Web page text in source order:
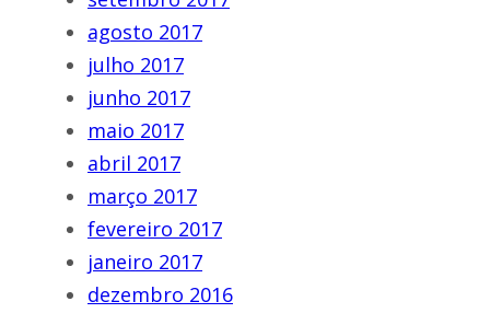
agosto 2017
julho 2017
junho 2017
maio 2017
abril 2017
março 2017
fevereiro 2017
janeiro 2017
dezembro 2016